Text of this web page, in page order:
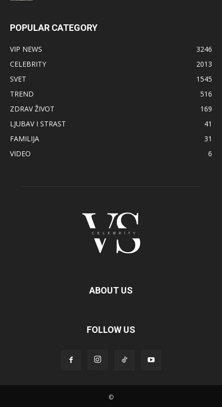
POPULAR CATEGORY
VIP NEWS
3246
CELEBRITY
2013
SVET
1545
TREND
516
ZDRAV ŽIVOT
169
LJUBAV I STRAST
41
FAMILIJA
31
VIDEO
6
ABOUT US
FOLLOW US
©